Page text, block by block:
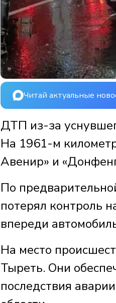
Читай актуальные
ДТП из-за
На 1961-м
Авенир» и
По
потерял контроль
впереди
На место
Тыреть. Они
последствия